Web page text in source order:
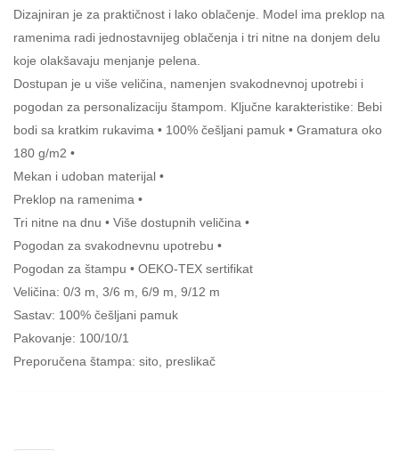
Dizajniran je za praktičnost i lako oblačenje. Model ima preklop na
ramenima radi jednostavnijeg oblačenja i tri nitne na donjem delu
koje olakšavaju menjanje pelena.
Dostupan je u više veličina, namenjen svakodnevnoj upotrebi i
pogodan za personalizaciju štampom. Ključne karakteristike: Bebi
bodi sa kratkim rukavima • 100% češljani pamuk • Gramatura oko
180 g/m2 •
Mekan i udoban materijal •
Preklop na ramenima •
Tri nitne na dnu • Više dostupnih veličina •
Pogodan za svakodnevnu upotrebu •
Pogodan za štampu • OEKO-TEX sertifikat
Veličina: 0/3 m, 3/6 m, 6/9 m, 9/12 m
Sastav: 100% češljani pamuk
Pakovanje: 100/10/1
Preporučena štampa: sito, preslikač